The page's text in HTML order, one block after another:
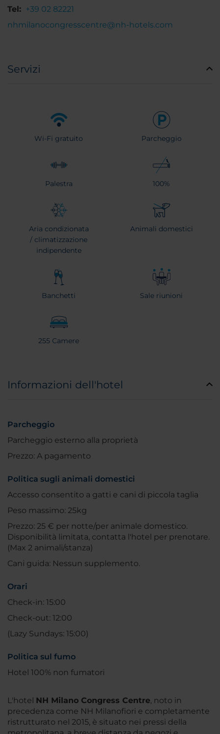
Tel: +39 02 82221
nhmilanocongresscentre@nh-hotels.com
Servizi
Wi-Fi gratuito Parcheggio
Palestra 100%
Aria condizionata
/ climatizzazione
indipendente
Animali domestici
Banchetti Sale riunioni
255 Camere
Informazioni dell'hotel
Parcheggio
Parcheggio esterno alla proprietà
Prezzo: A pagamento
Politica sugli animali domestici
Accesso consentito a gatti e cani di piccola taglia
Peso massimo: 25kg
Prezzo: 25 € per notte/per animale domestico.
Disponibilità limitata, contatta l'hotel per prenotare.
(Max 2 animali/stanza)
Cani guida: Nessun supplemento.
Orari
Check-in: 15:00
Check-out: 12:00
(Lazy Sundays: 15:00)
Politica sul fumo
Hotel 100% non fumatori
L'hotel NH Milano Congress Centre, noto in
precedenza come NH Milanofiori e completamente
ristrutturato nel 2015, è situato nei pressi della